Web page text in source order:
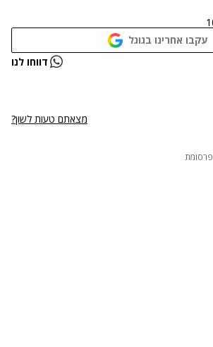
עקבו אחרינו בגוגל
נתקלנו בבעיה דווחו לנו
מצאתם טעות לשון?
פרסומת